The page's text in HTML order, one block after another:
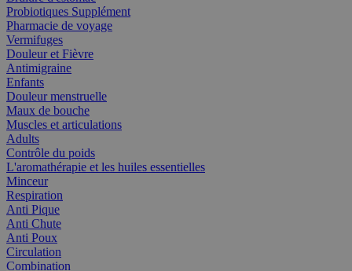
Probiotiques Supplément
Pharmacie de voyage
Vermifuges
Douleur et Fièvre
Antimigraine
Enfants
Douleur menstruelle
Maux de bouche
Muscles et articulations
Adults
Contrôle du poids
L'aromathérapie et les huiles essentielles
Minceur
Respiration
Anti Pique
Anti Chute
Anti Poux
Circulation
Combination